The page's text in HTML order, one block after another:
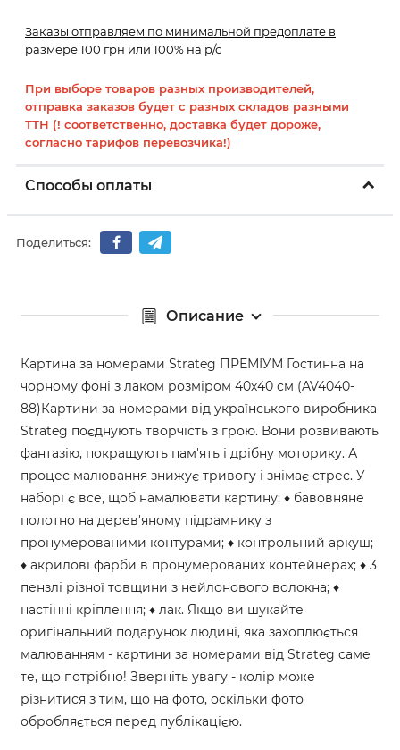
Заказы отправляем по минимальной предоплате в
размере 100 грн или 100% на р/с
При выборе товаров разных производителей,
отправка заказов будет с разных складов разными
ТТН (! соответственно, доставка будет дороже,
согласно тарифов перевозчика!)
Способы оплаты
Поделиться:
Описание
Картина за номерами Strateg ПРЕМІУМ Гостинна на
чорному фоні з лаком розміром 40х40 см (AV4040-
88)Картини за номерами від українського виробника
Strateg поєднують творчість з грою. Вони розвивають
фантазію, покращують пам'ять і дрібну моторику. А
процес малювання знижує тривогу і знімає стрес. У
наборі є все, щоб намалювати картину: ♦ бавовняне
полотно на дерев'яному підрамнику з
пронумерованими контурами; ♦ контрольний аркуш;
♦ акрилові фарби в пронумерованих контейнерах; ♦ 3
пензлі різної товщини з нейлонового волокна; ♦
настінні кріплення; ♦ лак. Якщо ви шукайте
оригінальний подарунок людині, яка захоплюється
малюванням - картини за номерами від Strateg саме
те, що потрібно! Зверніть увагу - колір може
різнитися з тим, що на фото, оскільки фото
обробляється перед публікацією.